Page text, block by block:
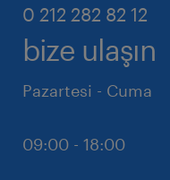
0 212 282 82 12
bize ulaşın
Pazartesi - Cuma
09:00 - 18:00